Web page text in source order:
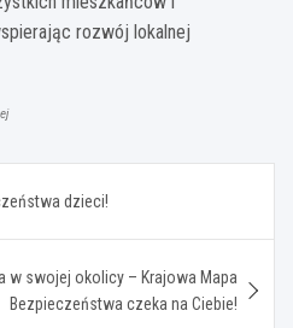
rozwój lokalnej
dzieci!
w swojej okolicy – Krajowa Mapa
Bezpieczeństwa czeka na Ciebie!